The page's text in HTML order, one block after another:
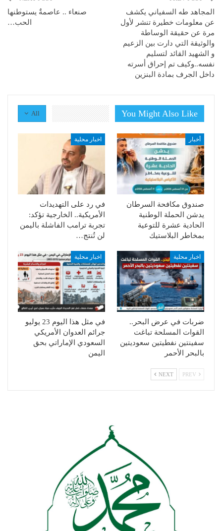
المجاهد طه السفياني يكشف
عن معلومات خطيرة تنشر لأول
مرة عن حقيقة الوساطة
والوثيقة التي دارت بين الزعيم
و الشهيد القائد لتسليم
نفسه..وكيف تم إحراق أسرته
داخل الجرف بمادة البنزين
صنعاء .. عاصمةٌ يستوطنها
الحب…
All You Might Also Like
أخبار
صندوق مكافحة السرطان
يدشن الحملة الوطنية
الحادية عشرة للتوعية
بمخاطر البلاستيك
اخبار محلية
في رد على التهديدات
الأمريكية.. الخارجية تؤكد:
تجربة ترامب الفاشلة باليمن
لن تُنتج…
اخبار محلية
ضربات في عرض البحر..
القوات المسلحة تباغت
سفينتين نفطيتين سعوديتين
بالبحر الأحمر
اخبار محلية
في مثل هذا اليوم 23 يوليو
جرائم العدوان الأمريكي
السعودي الإماراتي بحق
اليمن
NEXT